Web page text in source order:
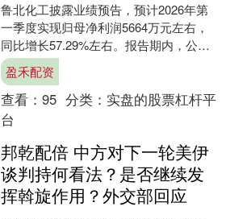
鲁北化工披露业绩预告，预计2026年第
一季度实现归母净利润5664万元左右，
同比增长57.29%左右。报告期内，公司
主要原材料采购价格同比明显下降，有
效降低了产....
盈禾配资
查看： 95 分类： 实盘的股票杠杆平
台
邦乾配倍 中方对下一轮美伊
谈判持何看法？是否继续发
挥斡旋作用？外交部回应